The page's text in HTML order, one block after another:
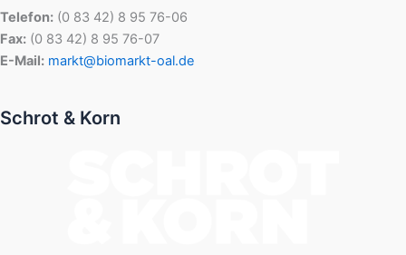
Telefon: (0 83 42) 8 95 76-06
Fax: (0 83 42) 8 95 76-07
E-Mail: markt@biomarkt-oal.de
Schrot & Korn